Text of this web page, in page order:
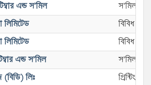
এন্ড স’মিল
স’মিল
বিবিধ
বিবিধ
এন্ড স’মিল
স’মিল
লিঃ
প্রিন্টিং